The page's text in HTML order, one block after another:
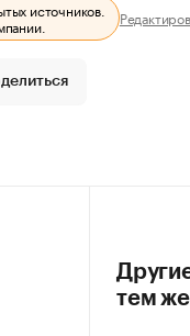
источников.
тем